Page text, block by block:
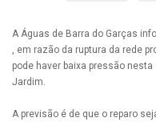
A Águas de Barra do Garças
, em razão da ruptura da rede
pode haver baixa pressão
Jardim.
A previsão é de que o reparo